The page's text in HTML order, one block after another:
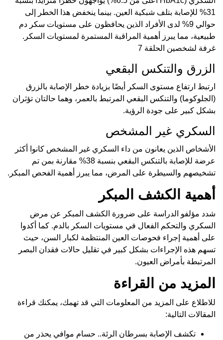
31% للإصابة بتلف شبكية العين. بينما ينخفض هذا الخطر إلى
حوالي 9% لدى الأفراد الذين يحافظون على مستويات سكر دم
طبيعية، مما يبرز أهمية المراقبة المستمرة لمستويات السكر.
غرفة لشخصين الحلقة 7
الزرق والتنكس البقعي
ارتبط ارتفاع مستوى السكر أيضًا بزيادة خطر الإصابة بالزرق
(الجلوكوما) والتنكس البقعي المرتبط بالعمر، وهما حالتان تؤثران
بشكل كبير على جودة الرؤية.
السكري غير المشخص
الأشخاص الذين يعانون من داء السكري غير المشخص كانوا أكثر
عرضة للإصابة بالتنكس البقعي بنسبة 38% مقارنة بمن تم
تشخيصهم والسيطرة على المرض، مما يبرز أهمية الفحص المبكر.
أهمية الكشف المبكر
شدد مؤلفو الدراسة على ضرورة الكشف المبكر عن مرض
السكري والتحكم الفعال في مستويات السكر بالدم. كما أكدوا
على أهمية إجراء فحوصات العين المنتظمة لكبار السن، حيث
تسهم هذه الإجراءات بشكل كبير في تقليل حالات فقدان البصر
المرتبطة بأمراض العيون.
المزيد من القراءة
للاطلاع على المزيد من المعلومات التي قد تهمك، يمكنك قراءة
المقالات التالية:
تكشف الإصابة بسرطان الرئة.. حسام موافي يحذر من